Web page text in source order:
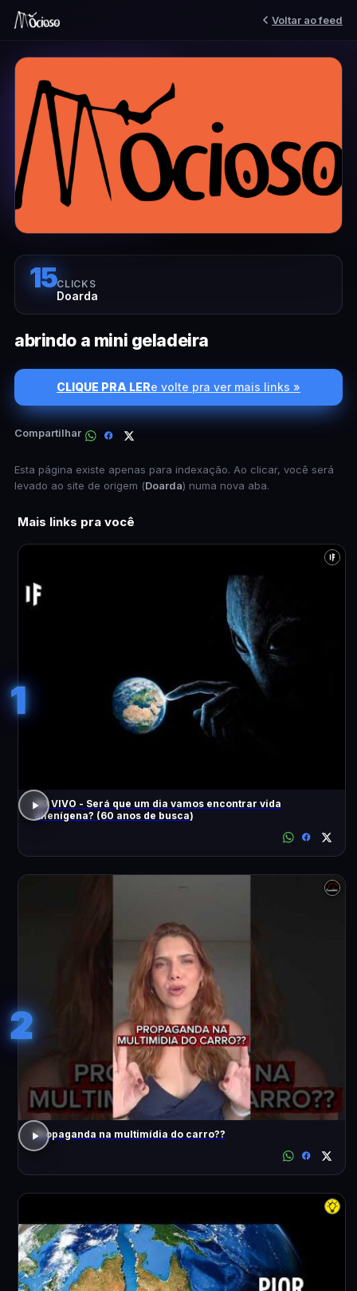
Voltar ao feed
15CLICKS
Doarda
abrindo a mini geladeira
CLIQUE PRA LERe volte pra ver mais links »
Compartilhar
Esta página existe apenas para indexação. Ao clicar, você será
levado ao site de origem (Doarda) numa nova aba.
Mais links pra você
1
AO VIVO - Será que um dia vamos encontrar vida
alienígena? (60 anos de busca)
2
Propaganda na multimídia do carro??